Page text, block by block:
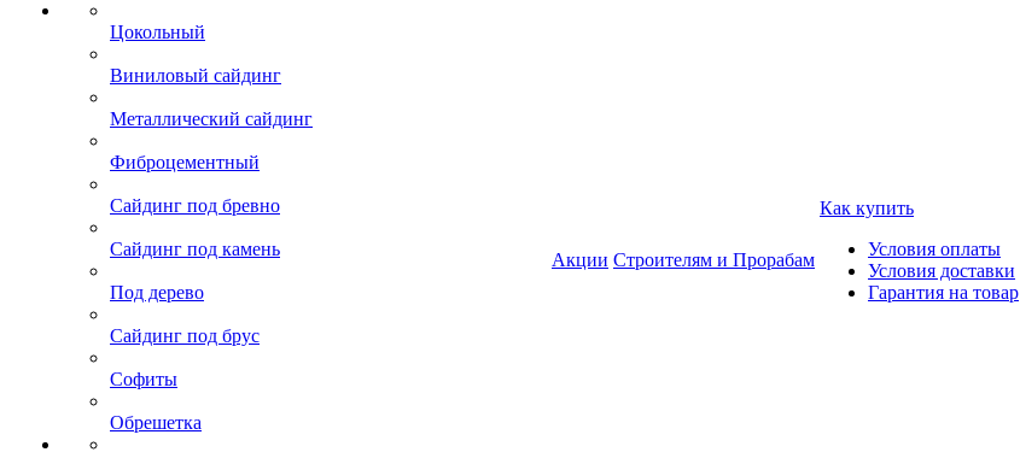
Цокольный
Виниловый сайдинг
Металлический сайдинг
Фиброцементный
Сайдинг под бревно
Сайдинг под камень
Под дерево
Сайдинг под брус
Софиты
Обрешетка
Акции Строителям и Прорабам
Как купить
Условия оплаты
Условия доставки
Гарантия на товар